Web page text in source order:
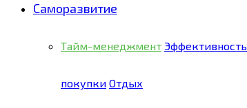
Саморазвитие
Тайм-менеджмент Эффективность
покупки Отдых